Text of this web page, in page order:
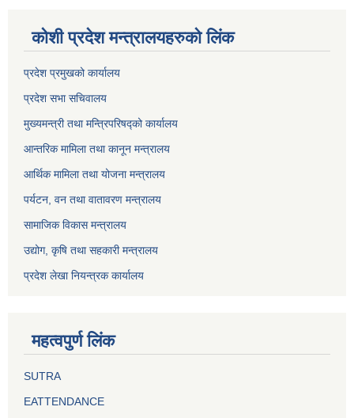
कोशी प्रदेश मन्त्रालयहरुको लिंक
प्रदेश प्रमुखको कार्यालय
प्रदेश सभा सचिवालय
मुख्यमन्त्री तथा मन्त्रिपरिषद्को कार्यालय
आन्तरिक मामिला तथा कानून मन्त्रालय
आर्थिक मामिला तथा योजना मन्त्रालय
पर्यटन, वन तथा वातावरण मन्त्रालय
सामाजिक विकास मन्त्रालय
उद्योग, कृषि तथा सहकारी मन्त्रालय
प्रदेश लेखा नियन्त्रक कार्यालय
महत्वपुर्ण लिंक
SUTRA
EATTENDANCE